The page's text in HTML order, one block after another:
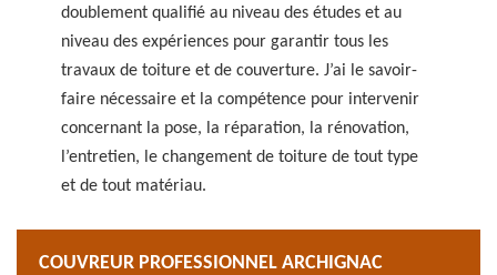
doublement qualifié au niveau des études et au
niveau des expériences pour garantir tous les
travaux de toiture et de couverture. J’ai le savoir-
faire nécessaire et la compétence pour intervenir
concernant la pose, la réparation, la rénovation,
l’entretien, le changement de toiture de tout type
et de tout matériau.
COUVREUR PROFESSIONNEL ARCHIGNAC